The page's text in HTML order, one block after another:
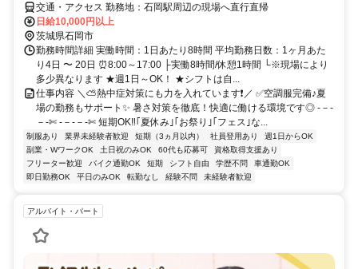
交通・アクセス 勤務地：石岡駅周辺の現場へ直行直帰
日給10,000円以上
茨城県石岡市
勤務時間詳細 実働時間：1日あたり8時間 平均勤務日数：1ヶ月あた
り4日 〜 20日 ⏰8:00～17:00 ├実働8時間/休憩1時間 └※現場により
多少異なります ★週1日～OK！ ★シフトは自...
仕事内容 ＼⛅熱中症対策にも力を入れています❗／ ✅空調服完備♪夏
場の勤務もサポート✨ 暑さ対策を徹底！快適に働ける環境です◎ -－-
－-✄ -－-－-✄ 短期OK‼｢夏休み｣｢お祭り｣｢フェス｣な...
制服あり 業界未経験者歓迎 短期（3ヵ月以内） 社員登用あり
週1日からOK
副業・WワークOK
土日祝のみOK 60代も応募可
資格取得支援あり
フリーター歓迎
バイク通勤OK 短期 シフト自由 学歴不問
車通勤OK
即日勤務OK
平日のみOK 転勤なし 経験不問 未経験者歓迎
アルバイト・パート